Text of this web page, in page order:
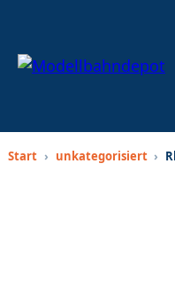
Start › unkategorisiert ›